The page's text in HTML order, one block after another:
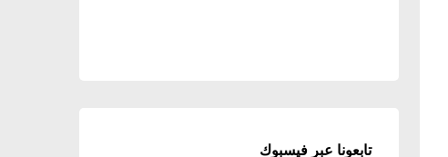
تابعونا عبر فيسبوك